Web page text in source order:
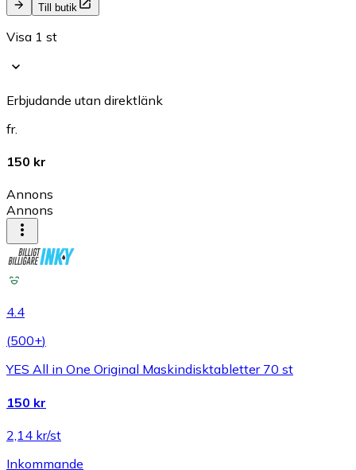
Till butik
Visa 1 st
Erbjudande utan direktlänk
fr.
150 kr
Annons
Annons
4.4
(500+)
YES All in One Original Maskindisktabletter 70 st
150 kr
2,14 kr/st
Inkommande